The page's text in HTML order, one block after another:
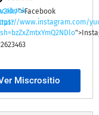
">Facebook
www.instagram.com/
Miscrositio